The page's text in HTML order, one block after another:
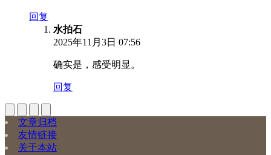
回复
水拍石
2025年11月3日 07:56
确实是，感受明显。
回复
文章归档
友情链接
关于本站